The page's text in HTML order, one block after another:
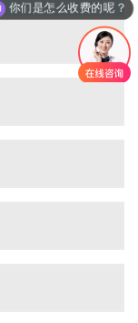
你们是怎么收费的呢？